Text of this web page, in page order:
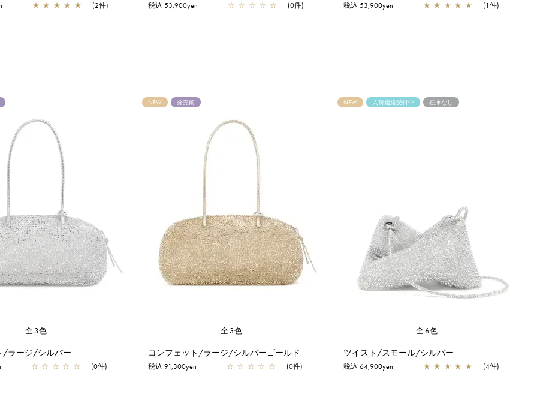
★ ★ ★ ★ ★ (2件) 税込 53,900yen ☆ ☆ ☆ ☆ ☆ (0件) 税込 53,900yen ★ ★ ★ ★ ★ (1件)
全3色
/ラージ/シルバー
☆ ☆ ☆ ☆ ☆ (0件)
NEW 発売前
全3色
コンフェット/ラージ/シルバーゴールド
税込 91,300yen ☆ ☆ ☆ ☆ ☆ (0件)
NEW 入荷連絡受付中 在庫なし
全6色
ツイスト/スモール/シルバー
税込 64,900yen ★ ★ ★ ★ ★ (4件)